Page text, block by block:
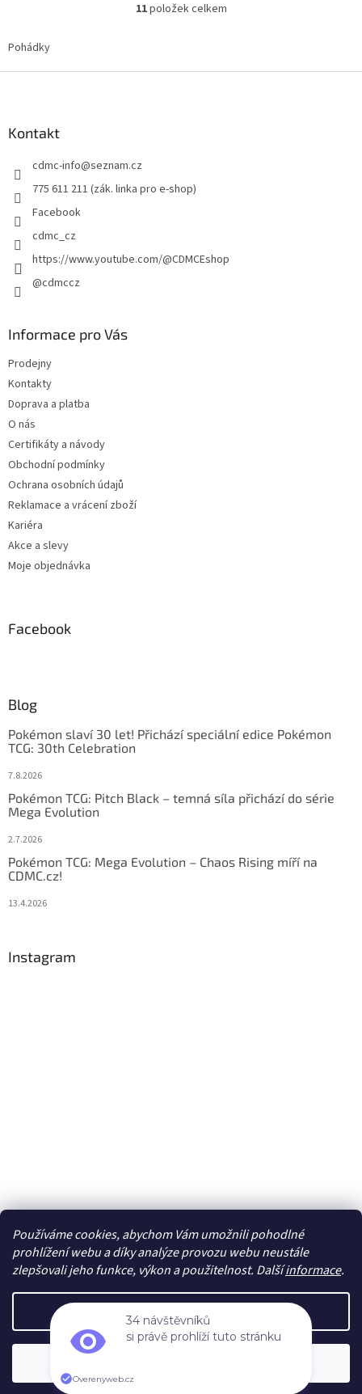
Používáme cookies, abychom Vám umožnili pohodlné
prohlížení webu a díky analýze provozu webu neustále
zlepšovali jeho funkce, výkon a použitelnost. Dalšíinformace.
Nastavení
O
d
k
y
i
11položek celkem
Pohádky
Kontakt
cdmc-info@seznam.cz
775 611 211 (zák. linka pro e-shop)
Facebook
cdmc_cz
https://www.youtube.com/@CDMCEshop
@cdmccz
Informace pro Vás
Prodejny
Kontakty
Doprava a platba
O nás
Certifikáty a návody
Obchodní podmínky
Ochrana osobních údajů
Reklamace a vrácení zboží
Kariéra
Akce a slevy
Moje objednávka
Facebook
Blog
Pokémon slaví 30 let! Přichází speciální edice Pokémon
TCG: 30th Celebration
7.8.2026
Pokémon TCG: Pitch Black – temná síla přichází do série
Mega Evolution
2.7.2026
Pokémon TCG: Mega Evolution – Chaos Rising míří na
CDMC.cz!
13.4.2026
Instagram
Sledovat na Instagramu
Vytvořil Shoptet
Copyright 2026
Upravit
34 návštěvníků
si právě prohlíží tuto stránku
Overenyweb.cz